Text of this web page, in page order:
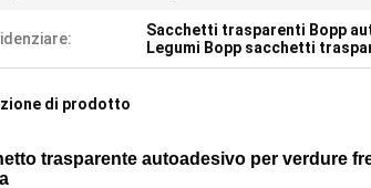
Sacchetti trasparenti Bopp
Legumi Bopp sacchetti
di prodotto
trasparente autoadesivo per verdure